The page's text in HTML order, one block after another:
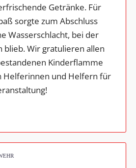
Getränke. Für
sorgte zum Abschluss
Wasserschlacht, bei der
blieb. Wir gratulieren allen
Kinderflamme
Helferinnen und Helfern für